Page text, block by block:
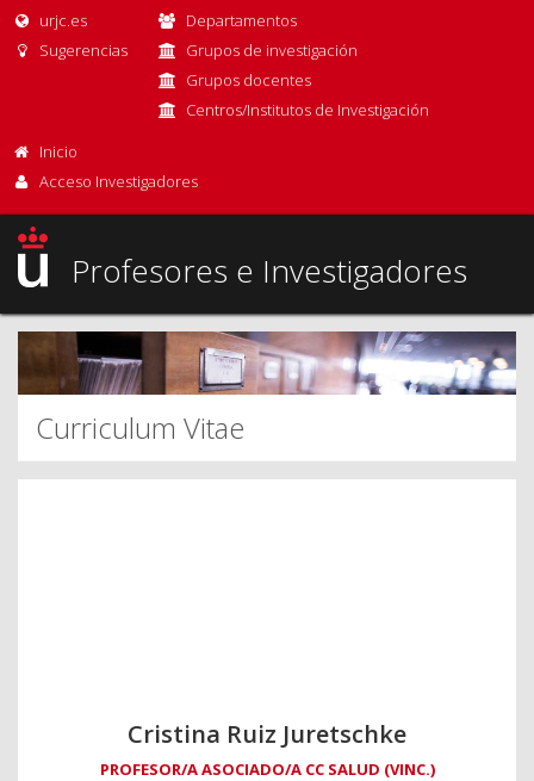
urjc.es
Sugerencias
Departamentos
Grupos de investigación
Grupos docentes
Centros/Institutos de Investigación
Inicio
Acceso Investigadores
Profesores e Investigadores
Curriculum Vitae
Cristina Ruiz Juretschke
PROFESOR/A ASOCIADO/A CC SALUD (VINC.)